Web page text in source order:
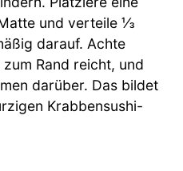
und verteile ⅓
darauf. Achte
Rand reicht, und
darüber. Das bildet
Krabbensushi-